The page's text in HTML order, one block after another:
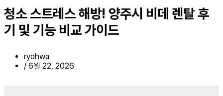
청소 스트레스 해방! 양주시 비데 렌탈 후
기 및 기능 비교 가이드
ryohwa
/ 6월 22, 2026